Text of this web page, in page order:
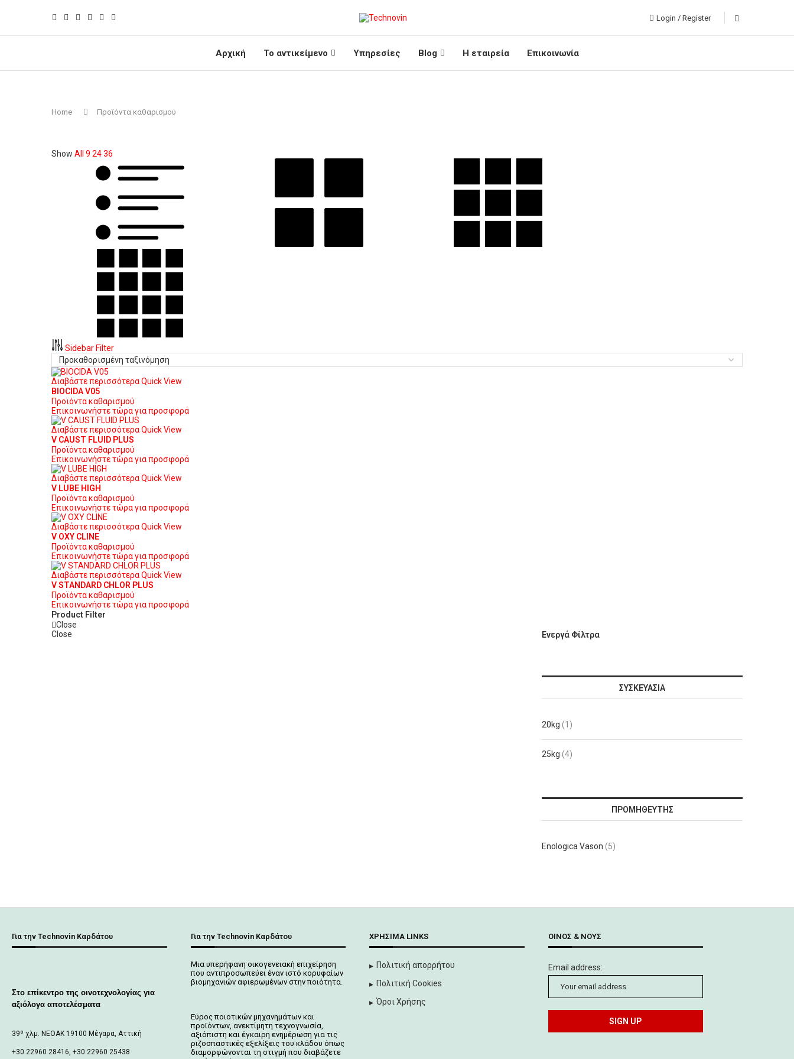
Login / Register
Αρχική Το αντικείμενο Υπηρεσίες Blog Η εταιρεία Επικοινωνία
Home Προϊόντα καθαρισμού
Show All 9 2436
Sidebar Filter
Διαβάστε περισσότεραQuick View
BIOCIDA V05
Προϊόντα καθαρισμού
Επικοινωνήστε τώρα για προσφορά
Διαβάστε περισσότεραQuick View
V CAUST FLUID PLUS
Προϊόντα καθαρισμού
Επικοινωνήστε τώρα για προσφορά
Διαβάστε περισσότεραQuick View
V LUBE HIGH
Προϊόντα καθαρισμού
Επικοινωνήστε τώρα για προσφορά
Διαβάστε περισσότεραQuick View
V OXY CLINE
Προϊόντα καθαρισμού
Επικοινωνήστε τώρα για προσφορά
Διαβάστε περισσότεραQuick View
V STANDARD CHLOR PLUS
Προϊόντα καθαρισμού
Επικοινωνήστε τώρα για προσφορά
Product Filter
Close
Ενεργά Φίλτρα
ΣΥΣΚΕΥΑΣΊΑ
20kg (1)
25kg (4)
ΠΡΟΜΗΘΕΥΤΉΣ
Enologica Vason (5)
Close
Για την Technovin Καρδάτου
Στο επίκεντρο της οινοτεχνολογίας για
αξιόλογα αποτελέσματα
39º χλμ. ΝΕΟΑΚ 19100 Mέγαρα, Αττική
+30 22960 28416, +30 22960 25438
Για την Technovin Καρδάτου
Μια υπερήφανη οικογενειακή επιχείρηση
που αντιπροσωπεύει έναν ιστό κορυφαίων
βιομηχανιών αφιερωμένων στην ποιότητα.
Εύρος ποιοτικών μηχανημάτων και
προϊόντων, ανεκτίμητη τεχνογνωσία,
αξιόπιστη και έγκαιρη ενημέρωση για τις
ριζοσπαστικές εξελίξεις του κλάδου όπως
διαμορφώνονται τη στιγμή που διαβάζετε
ΧΡΉΣΙΜΑ LINKS
Πολιτική απορρήτου
Πολιτική Cookies
Όροι Χρήσης
ΟΊΝΟΣ & ΝΟΥΣ
Email address: